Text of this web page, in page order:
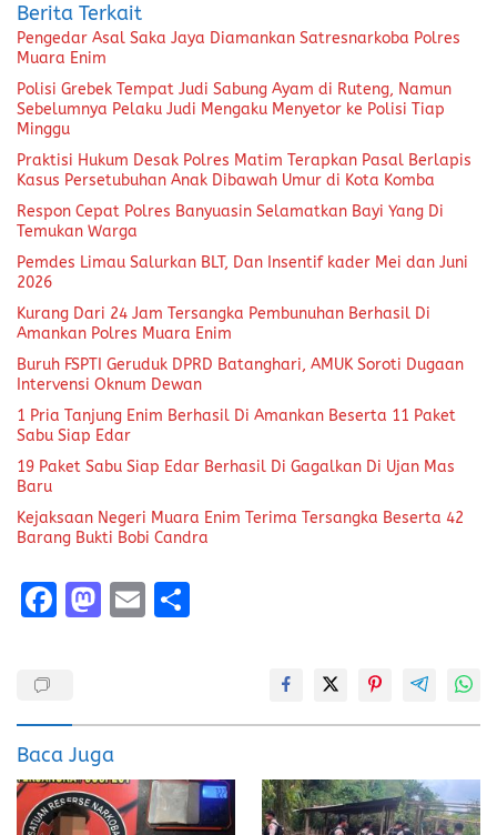
Berita Terkait
Pengedar Asal Saka Jaya Diamankan Satresnarkoba Polres
Muara Enim
Polisi Grebek Tempat Judi Sabung Ayam di Ruteng, Namun
Sebelumnya Pelaku Judi Mengaku Menyetor ke Polisi Tiap
Minggu
Praktisi Hukum Desak Polres Matim Terapkan Pasal Berlapis
Kasus Persetubuhan Anak Dibawah Umur di Kota Komba
Respon Cepat Polres Banyuasin Selamatkan Bayi Yang Di
Temukan Warga
Pemdes Limau Salurkan BLT, Dan Insentif kader Mei dan Juni
2026
Kurang Dari 24 Jam Tersangka Pembunuhan Berhasil Di
Amankan Polres Muara Enim
Buruh FSPTI Geruduk DPRD Batanghari, AMUK Soroti Dugaan
Intervensi Oknum Dewan
1 Pria Tanjung Enim Berhasil Di Amankan Beserta 11 Paket
Sabu Siap Edar
19 Paket Sabu Siap Edar Berhasil Di Gagalkan Di Ujan Mas
Baru
Kejaksaan Negeri Muara Enim Terima Tersangka Beserta 42
Barang Bukti Bobi Candra
F
o
o
k
M
d
o
n
E
Baca Juga